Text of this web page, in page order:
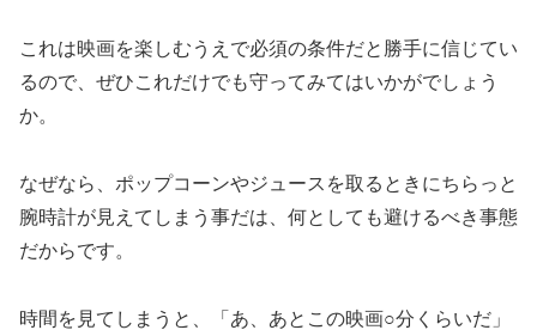
これは映画を楽しむうえで必須の条件だと勝手に信じてい
るので、ぜひこれだけでも守ってみてはいかがでしょう
か。
なぜなら、ポップコーンやジュースを取るときにちらっと
腕時計が見えてしまう事だは、何としても避けるべき事態
だからです。
時間を見てしまうと、「あ、あとこの映画○分くらいだ」